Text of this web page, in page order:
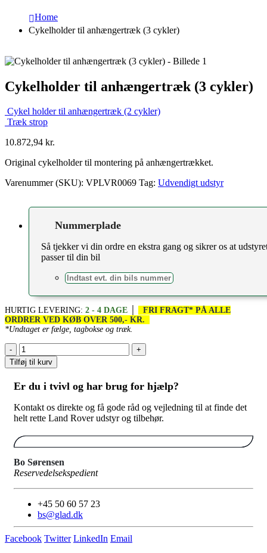
Home
Cykelholder til anhængertræk (3 cykler)
Cykelholder til anhængertræk (3 cykler)
Cykel holder til anhængertræk (2 cykler)
Træk strop
10.872,94 kr.
Original cykelholder til montering på anhængertrækket.
Varenummer (SKU): VPLVR0069 Tag: Udvendigt udstyr
Nummerplade
Så tjekker vi din ordre en ekstra gang og sikrer os at
passer til din bil
HURTIG LEVERING: 2 - 4 DAGE
FRI FRAGT* PÅ ALLE
ORDRER VED KØB OVER 500,- KR.
*Undtaget er fælge, tagbokse og træk.
-
+
Tilføj til kurv
Er du i tvivl og har brug for hjælp?
Kontakt os direkte og få gode råd og vejledning til at finde det
helt rette Land Rover udstyr og tilbehør.
Bo Sørensen
Reservedelsekspedient
+45 50 60 57 23
bs@glad.dk
Facebook Twitter LinkedIn Email